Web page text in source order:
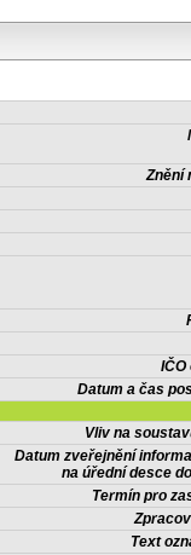
Znění
IČO
Datum a čas
Vliv na
Datum zveřejnění
na úřední desce
Termín pro
Text